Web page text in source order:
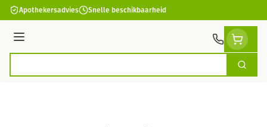
Ga naar de inhoud
Apothekersadvies Snelle beschikbaarheid
Menu
Zoek